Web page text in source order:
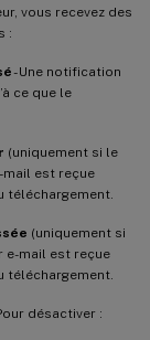
vous recevez des
:
- Une notification
ce que le
(uniquement si le
mail est reçue
téléchargement.
(uniquement si
e-mail est reçue
téléchargement.
désactiver :